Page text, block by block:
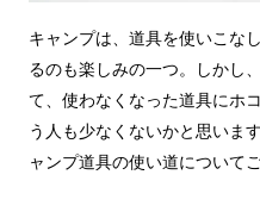
キャンプは、道具を使いこな
るのも楽しみの一つ。しかし
て、使わなくなった道具に
う人も少なくないかと思いま
ャンプ道具の使い道について